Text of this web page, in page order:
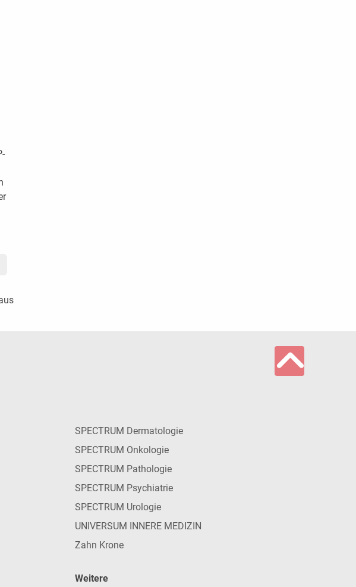
SPECTRUM Dermatologie
SPECTRUM Onkologie
SPECTRUM Pathologie
SPECTRUM Psychiatrie
SPECTRUM Urologie
UNIVERSUM INNERE MEDIZIN
Zahn Krone
Weitere